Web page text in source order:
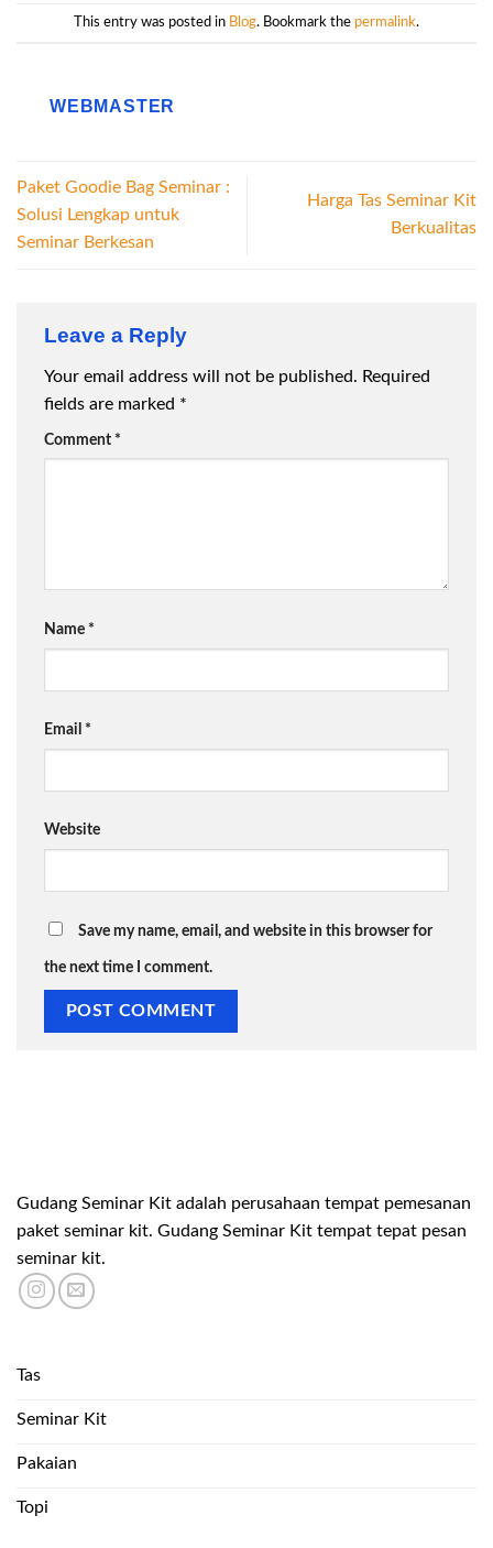
This entry was posted in Blog. Bookmark the permalink.
WEBMASTER
Paket Goodie Bag Seminar :
Solusi Lengkap untuk
Seminar Berkesan
Harga Tas Seminar Kit
Berkualitas
Leave a Reply
Your email address will not be published. Required
fields are marked *
Comment *
Name *
Email *
Website
Save my name, email, and website in this browser for
the next time I comment.
Gudang Seminar Kit adalah perusahaan tempat pemesanan
paket seminar kit. Gudang Seminar Kit tempat tepat pesan
seminar kit.
Tas
Seminar Kit
Pakaian
Topi